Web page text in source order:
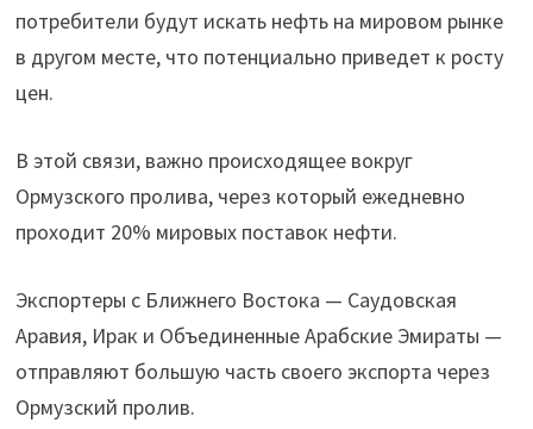
потребители будут искать нефть на мировом рынке
в другом месте, что потенциально приведет к росту
цен.
В этой связи, важно происходящее вокруг
Ормузского пролива, через который ежедневно
проходит 20% мировых поставок нефти.
Экспортеры с Ближнего Востока — Саудовская
Аравия, Ирак и Объединенные Арабские Эмираты —
отправляют большую часть своего экспорта через
Ормузский пролив.